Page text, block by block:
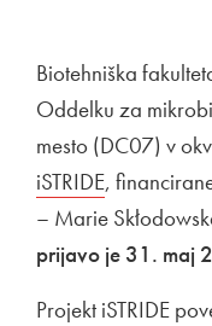
Biotehniška
Oddelku za
mesto (DC07) v
iSTRIDEOdpira se
,
– Marie
prijavo je 31. maj
Projekt iSTRIDE